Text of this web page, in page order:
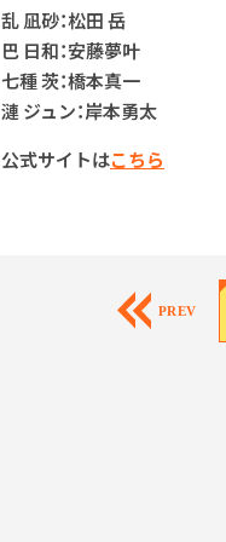
乱 凪砂：松田 岳
巴 日和：安藤夢叶
七種 茨：橋本真一
漣 ジュン：岸本勇太
公式サイトはこちら